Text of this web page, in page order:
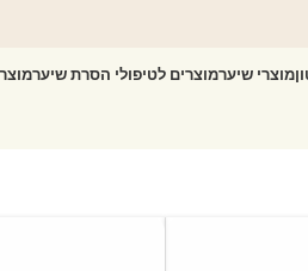
מוצרי שיערמוצרים לטיפולי הסרת שיער